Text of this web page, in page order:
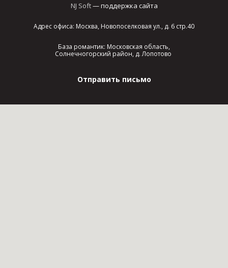
NJ Soft— поддержка сайта
Адрес офиса: Москва, Новопоселковая ул., д. 6 стр.40
База романтик: Московская область,
Солнечногорский район, д. Лопотово
Отправить письмо